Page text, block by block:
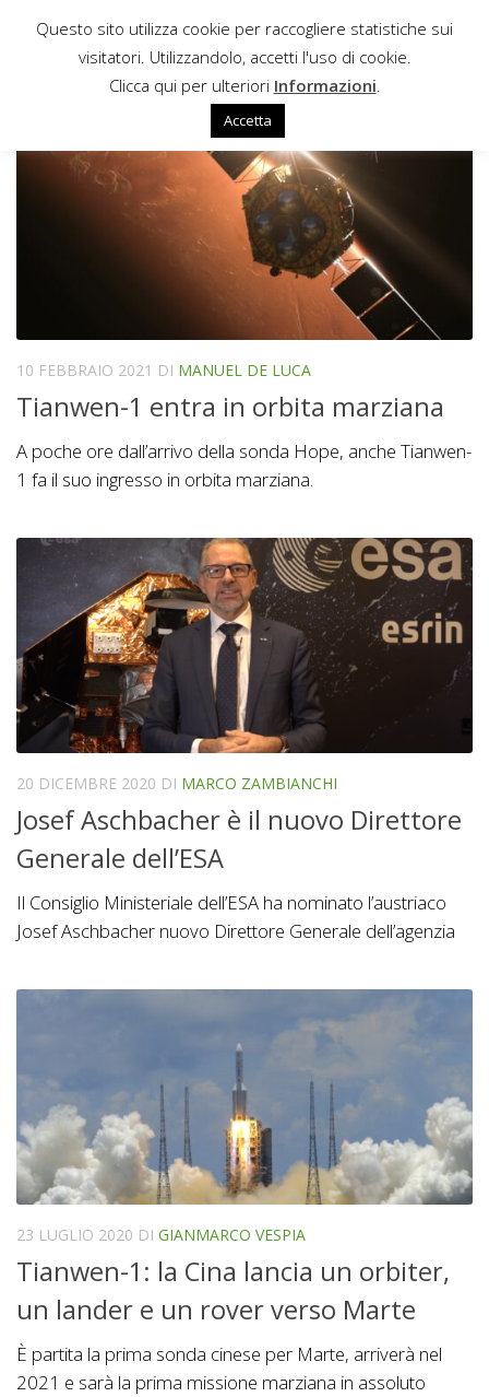
Sotto il contenuto
10 FEBBRAIO 2021 DI MANUEL DE LUCA
Tianwen-1 entra in orbita marziana
A poche ore dall’arrivo della sonda Hope, anche Tianwen-
1 fa il suo ingresso in orbita marziana.
20 DICEMBRE 2020 DI MARCO ZAMBIANCHI
Josef Aschbacher è il nuovo Direttore
Generale dell’ESA
Il Consiglio Ministeriale dell’ESA ha nominato l’austriaco
Josef Aschbacher nuovo Direttore Generale dell’agenzia
23 LUGLIO 2020 DI GIANMARCO VESPIA
Tianwen-1: la Cina lancia un orbiter,
un lander e un rover verso Marte
È partita la prima sonda cinese per Marte, arriverà nel
2021 e sarà la prima missione marziana in assoluto
Questo sito utilizza cookie per raccogliere statistiche sui
visitatori. Utilizzandolo, accetti l'uso di cookie.
Clicca qui per ulteriori Informazioni
Accetta